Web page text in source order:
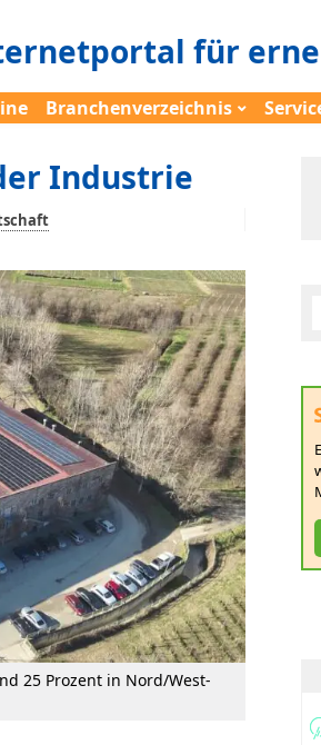
für
Branchenverzeichnis
Industrie
25 Prozent in Nord/West-